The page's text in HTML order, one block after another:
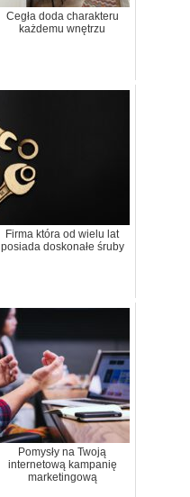
Cegła doda charakteru
każdemu wnętrzu
Firma która od wielu lat
posiada doskonałe śruby
Pomysły na Twoją
internetową kampanię
marketingową